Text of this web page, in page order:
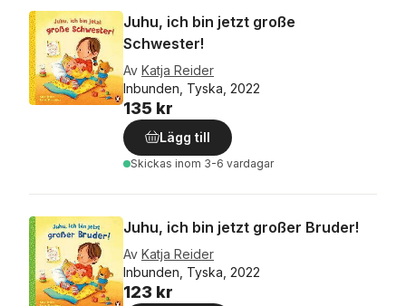
Juhu, ich bin jetzt große
Schwester!
Av Katja Reider
Inbunden, Tyska, 2022
135 kr
Lägg till
Skickas inom 3-6 vardagar
Juhu, ich bin jetzt großer Bruder!
Av Katja Reider
Inbunden, Tyska, 2022
123 kr